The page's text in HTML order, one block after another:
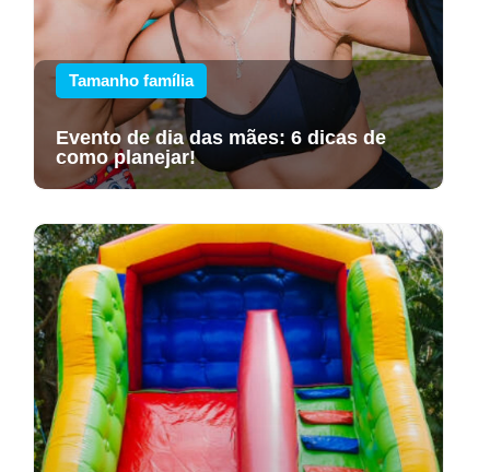
Tamanho família
Evento de dia das mães: 6 dicas de
como planejar!